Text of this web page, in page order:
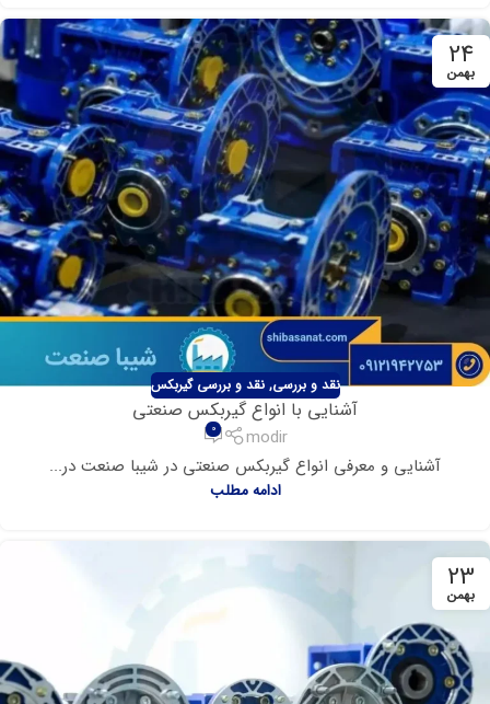
24
بهمن
نقد و بررسی,نقد و بررسی گیربکس
آشنایی با انواع گیربکس صنعتی
modir
0
آشنایی و معرفی انواع گیربکس صنعتی در شیبا صنعت در...
ادامه مطلب
23
بهمن